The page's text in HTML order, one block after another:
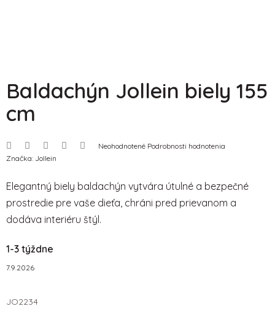
Baldachýn Jollein biely 155
cm
Priemerné
0,0
z
5
hviezdičiek.
Neohodnotené Podrobnosti hodnotenia
Značka: Jollein
Elegantný biely baldachýn vytvára útulné a bezpečné
prostredie pre vaše dieťa, chráni pred prievanom a
dodáva interiéru štýl.
1-3 týždne
7.9.2026
JO2234